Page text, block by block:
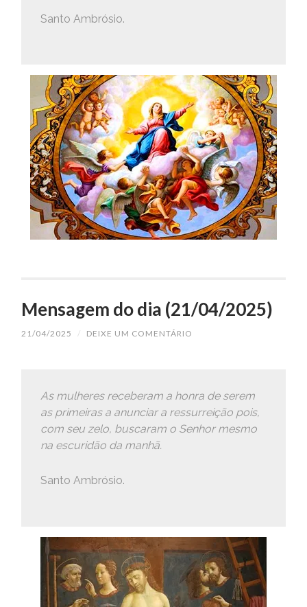
Santo Ambrósio.
Mensagem do dia (21/04/2025)
21/04/2025 / DEIXE UM COMENTÁRIO
As mulheres receberam a honra de serem
as primeiras a anunciar a ressurreição pois,
com seu zelo, buscaram o Senhor mesmo
na escuridão da manhã.
Santo Ambrósio.